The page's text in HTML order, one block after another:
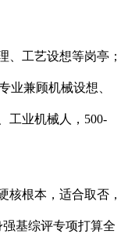
工艺设想等岗亭；
业兼顾机械设想、
工业机械人，500-
根本，适合取否，
基综评专项打算全